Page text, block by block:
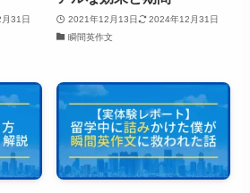
31日
2021年12月13日
2024年12月31日
瞬間英作文